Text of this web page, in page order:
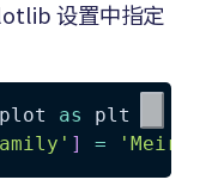
设置中指定
as
plt
] = 'Meiryo'